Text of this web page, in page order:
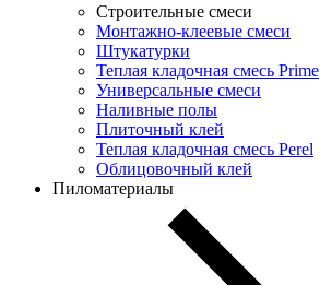
Строительные смеси
Монтажно-клеевые смеси
Штукатурки
Теплая кладочная смесь Prime
Универсальные смеси
Наливные полы
Плиточный клей
Теплая кладочная смесь Perel
Облицовочный клей
Пиломатериалы